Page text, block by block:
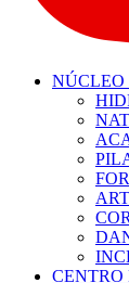
NÚCLEO
CENTRO